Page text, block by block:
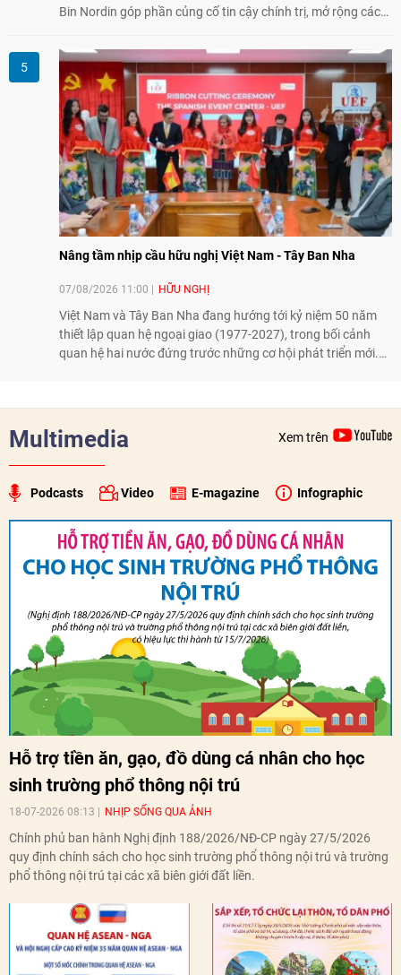
Bin Nordin góp phần củng cố tin cậy chính trị, mở rộng các
Malaysia theo hướng ngày càng thực chất.
Nâng tầm nhịp cầu hữu nghị Việt Nam - Tây Ban Nha
07/08/2026 11:00 HỮU NGHỊ
Việt Nam và Tây Ban Nha đang hướng tới kỷ niệm 50 năm
thiết lập quan hệ ngoại giao (1977-2027), trong bối cảnh
quan hệ hai nước đứng trước những cơ hội phát triển mới.
xã hội, tăng cường hiểu biết, tin cậy và gắn bó giữa nhân
dân hai nước.
Multimedia Xem trên
Podcasts Video E-magazine Infographic
Hỗ trợ tiền ăn, gạo, đồ dùng cá nhân cho học
sinh trường phổ thông nội trú
18-07-2026 08:13 NHỊP SỐNG QUA ẢNH
Chính phủ ban hành Nghị định 188/2026/NĐ-CP ngày 27/5/2026
quy định chính sách cho học sinh trường phổ thông nội trú và trường
phổ thông nội trú tại các xã biên giới đất liền.